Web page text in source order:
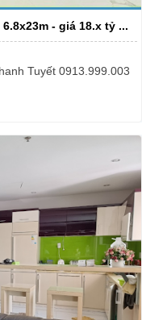
- giá 18.x tỷ ...
Tuyết 0913.999.003